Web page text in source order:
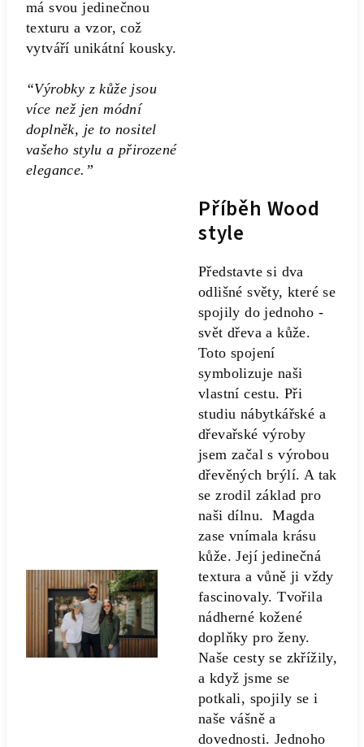
má svou jedinečnou
texturu a vzor, což
vytváří unikátní kousky.
“Výrobky z kůže jsou
více než jen módní
doplněk, je to nositel
vašeho stylu a přirozené
elegance.”
Příběh Wood
style
Představte si dva
odlišné světy, které se
spojily do jednoho -
svět dřeva a kůže.
Toto spojení
symbolizuje naši
vlastní cestu. Při
studiu nábytkářské a
dřevařské výroby
jsem začal s výrobou
dřevěných brýlí. A tak
se zrodil základ pro
naši dílnu. Magda
zase vnímala krásu
kůže. Její jedinečná
textura a vůně ji vždy
fascinovaly. Tvořila
nádherné kožené
doplňky pro ženy.
Naše cesty se zkřížily,
a když jsme se
potkali, spojily se i
naše vášně a
dovednosti. Jednoho